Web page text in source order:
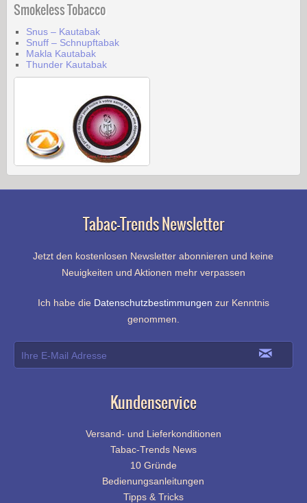
Smokeless Tobacco
Snus – Kautabak
Snuff – Schnupftabak
Makla Kautabak
Thunder Kautabak
Tabac-Trends Newsletter
Jetzt den kostenlosen Newsletter abonnieren und keine
Neuigkeiten und Aktionen mehr verpassen
Ich habe die Datenschutzbestimmungen zur Kenntnis
genommen.
Kundenservice
Versand- und Lieferkonditionen
Tabac-Trends News
10 Gründe
Bedienungsanleitungen
Tipps & Tricks